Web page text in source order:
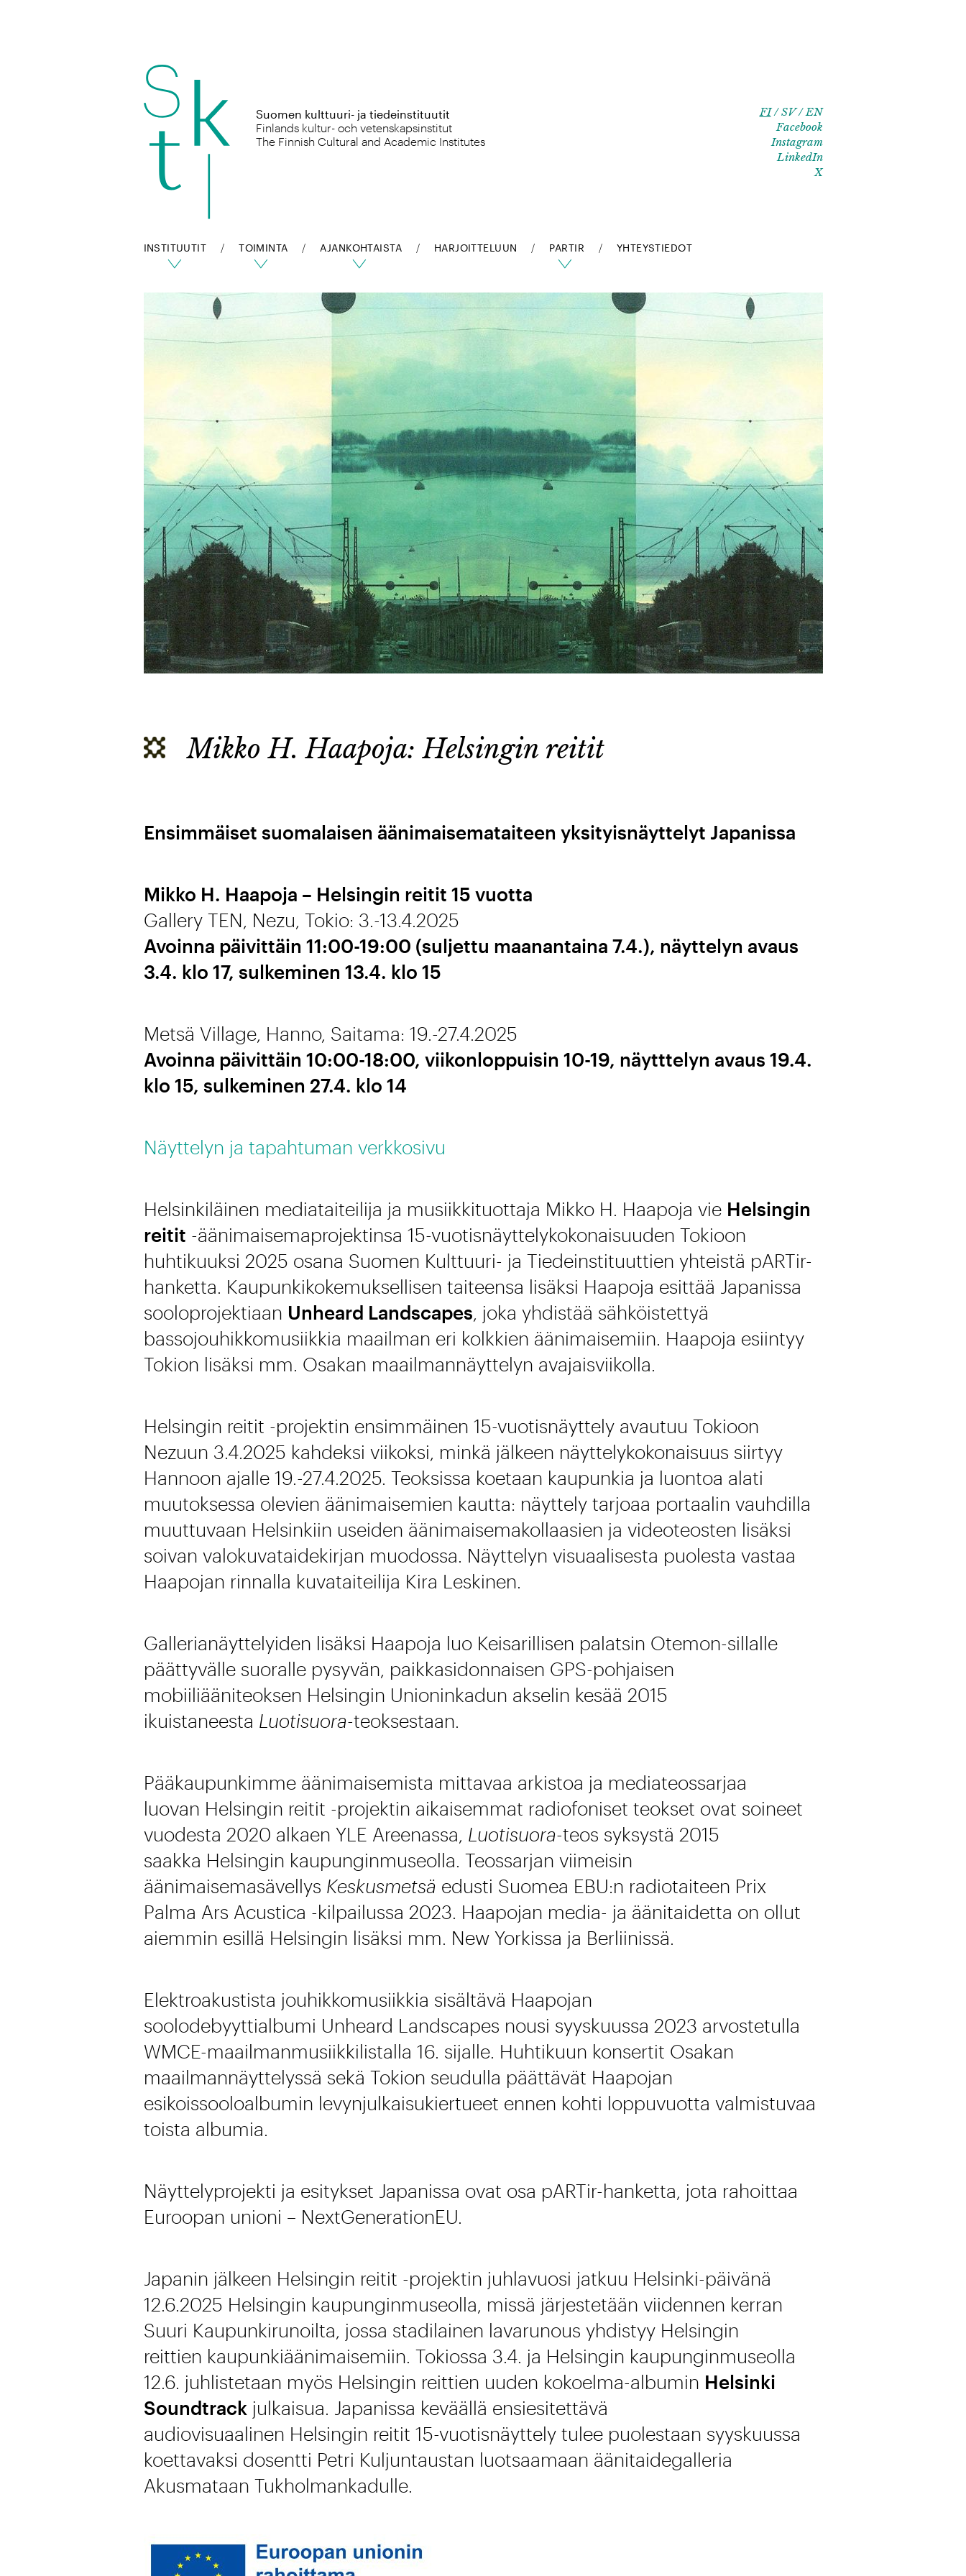
Hyppää
sisältöön
Suomen kulttuuri- ja tiedeinstituutit
Finlands kultur- och vetenskapsinstitut
The Finnish Cultural and Academic Institutes
FI SV
EN
Facebook
Instagram
LinkedIn
X
INSTITUUTIT TOIMINTA AJANKOHTAISTA HARJOITTELUUN PARTIR YHTEYSTIEDOT
Mikko H. Haapoja: Helsingin reitit
Ensimmäiset suomalaisen äänimaisemataiteen yksityisnäyttelyt Japanissa
Mikko H. Haapoja – Helsingin reitit 15 vuotta
Gallery TEN, Nezu, Tokio: 3.-13.4.2025
Avoinna päivittäin 11:00-19:00 (suljettu maanantaina 7.4.), näyttelyn avaus
3.4. klo 17, sulkeminen 13.4. klo 15
Metsä Village, Hanno, Saitama: 19.-27.4.2025
Avoinna päivittäin 10:00-18:00, viikonloppuisin 10-19, näytttelyn avaus 19.4.
klo 15, sulkeminen 27.4. klo 14
Näyttelyn ja tapahtuman verkkosivu
Helsinkiläinen mediataiteilija ja musiikkituottaja Mikko H. Haapoja vie Helsingin
reitit -äänimaisemaprojektinsa 15-vuotisnäyttelykokonaisuuden Tokioon
huhtikuuksi 2025 osana Suomen Kulttuuri- ja Tiedeinstituuttien yhteistä pARTir-
hanketta. Kaupunkikokemuksellisen taiteensa lisäksi Haapoja esittää Japanissa
sooloprojektiaan Unheard Landscapes , joka yhdistää sähköistettyä
bassojouhikkomusiikkia maailman eri kolkkien äänimaisemiin. Haapoja esiintyy
Tokion lisäksi mm. Osakan maailmannäyttelyn avajaisviikolla.
Helsingin reitit -projektin ensimmäinen 15-vuotisnäyttely avautuu Tokioon
Nezuun 3.4.2025 kahdeksi viikoksi, minkä jälkeen näyttelykokonaisuus siirtyy
Hannoon ajalle 19.-27.4.2025. Teoksissa koetaan kaupunkia ja luontoa alati
muutoksessa olevien äänimaisemien kautta: näyttely tarjoaa portaalin vauhdilla
muuttuvaan Helsinkiin useiden äänimaisemakollaasien ja videoteosten lisäksi
soivan valokuvataidekirjan muodossa. Näyttelyn visuaalisesta puolesta vastaa
Haapojan rinnalla kuvataiteilija Kira Leskinen.
Gallerianäyttelyiden lisäksi Haapoja luo Keisarillisen palatsin Otemon-sillalle
päättyvälle suoralle pysyvän, paikkasidonnaisen GPS-pohjaisen
mobiiliääniteoksen Helsingin Unioninkadun akselin kesää 2015
ikuistaneesta Luotisuora-teoksestaan.
Pääkaupunkimme äänimaisemista mittavaa arkistoa ja mediateossarjaa
luovan Helsingin reitit -projektin aikaisemmat radiofoniset teokset ovat soineet
vuodesta 2020 alkaen YLE Areenassa, Luotisuora-teos syksystä 2015
saakka Helsingin kaupunginmuseolla. Teossarjan viimeisin
äänimaisemasävellys Keskusmetsä edusti Suomea EBU:n radiotaiteen Prix
Palma Ars Acustica -kilpailussa 2023. Haapojan media- ja äänitaidetta on ollut
aiemmin esillä Helsingin lisäksi mm. New Yorkissa ja Berliinissä.
Elektroakustista jouhikkomusiikkia sisältävä Haapojan
soolodebyyttialbumi Unheard Landscapes nousi syyskuussa 2023 arvostetulla
WMCE-maailmanmusiikkilistalla 16. sijalle. Huhtikuun konsertit Osakan
maailmannäyttelyssä sekä Tokion seudulla päättävät Haapojan
esikoissooloalbumin levynjulkaisukiertueet ennen kohti loppuvuotta valmistuvaa
toista albumia.
Näyttelyprojekti ja esitykset Japanissa ovat osa pARTir-hanketta, jota rahoittaa
Euroopan unioni – NextGenerationEU.
Japanin jälkeen Helsingin reitit -projektin juhlavuosi jatkuu Helsinki-päivänä
12.6.2025 Helsingin kaupunginmuseolla, missä järjestetään viidennen kerran
Suuri Kaupunkirunoilta, jossa stadilainen lavarunous yhdistyy Helsingin
reittien kaupunkiäänimaisemiin. Tokiossa 3.4. ja Helsingin kaupunginmuseolla
12.6. juhlistetaan myös Helsingin reittien uuden kokoelma-albumin Helsinki
Soundtrack julkaisua. Japanissa keväällä ensiesitettävä
audiovisuaalinen Helsingin reitit 15-vuotisnäyttely tulee puolestaan syyskuussa
koettavaksi dosentti Petri Kuljuntaustan luotsaamaan äänitaidegalleria
Akusmataan Tukholmankadulle.